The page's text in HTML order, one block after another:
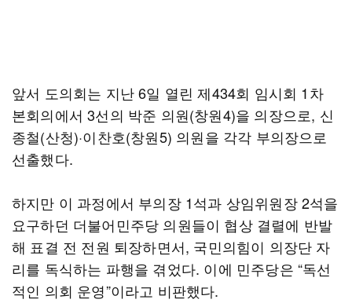
앞서 도의회는 지난 6일 열린 제434회 임시회 1차
본회의에서 3선의 박준 의원(창원4)을 의장으로, 신
종철(산청)·이찬호(창원5) 의원을 각각 부의장으로
선출했다.
하지만 이 과정에서 부의장 1석과 상임위원장 2석을
요구하던 더불어민주당 의원들이 협상 결렬에 반발
해 표결 전 전원 퇴장하면서, 국민의힘이 의장단 자
리를 독식하는 파행을 겪었다. 이에 민주당은 “독선
적인 의회 운영”이라고 비판했다.